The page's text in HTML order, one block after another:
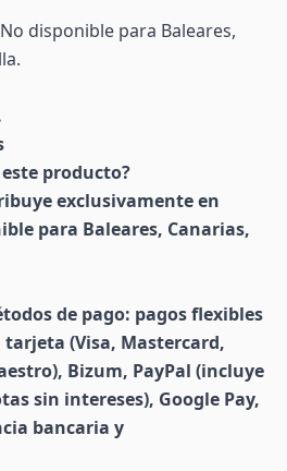
No disponible para Baleares,
producto?
exclusivamente en
para Baleares, Canarias,
de pago: pagos flexibles
(Visa, Mastercard,
Bizum, PayPal (incluye
sin intereses), Google Pay,
bancaria y